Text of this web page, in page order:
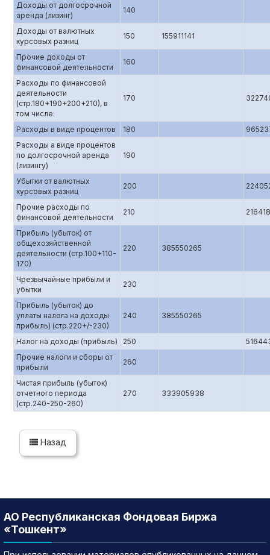
Доходы от долгосрочной
аренда (лизинг)
140
Доходы от валютных
курсовых разниц
150 155911141
Прочие доходы от
финансовой деятельности
160
Расходы по финансовой
деятельности
(стр.180+190+200+210), в
том числе:
170
Расходы в виде процентов 180
Расходы а виде процентов
по долгосрочной аренда
(лизингу)
190
Убытки от валютных
курсовых разниц
200
Прочие расходы по
финансовой деятельности
210
Прибыль (убыток) от
общехозяйственной
деятельности (стр.100+110-
170)
220 385550265
Чрезвычайные прибыли и
убытки
230
Прибыль (убыток) до
уплаты налога на доходы
прибыль) (стр.220+/-230)
240 385550265
Налог на доходы (прибыль) 250
Прочие налоги и сборы от
прибыли
260
Чистая прибыль (убыток)
отчетного периода
(стр.240-250-260)
270 333905938
Назад
АО Республиканская Фондовая Биржа
«Тошкент»